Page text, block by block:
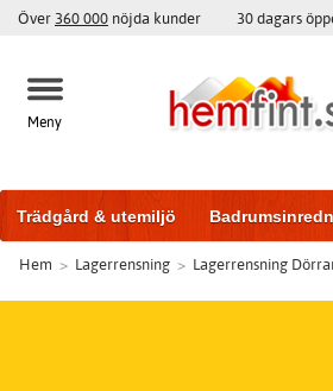
Över 360 000 nöjda kunder 30 dagars
Meny
Trädgård & utemiljö
Träningsutrustning
Hem > Lagerrensning > Lagerrensning